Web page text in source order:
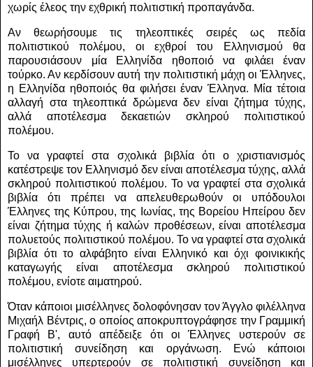
χωρίς έλεος την εχθρική πολιτιστική προπαγάνδα.
Αν θεωρήσουμε τις τηλεοπτικές σειρές ως πεδία
πολιτιστικού πολέμου, οι εχθροί του Ελληνισμού θα
παρουσιάσουν μία Ελληνίδα ηθοποιό να φιλάει έναν
τούρκο. Αν κερδίσουν αυτή την πολιτιστική μάχη οι Έλληνες,
η Ελληνίδα ηθοποιός θα φιλήσει έναν Έλληνα. Μία τέτοια
αλλαγή στα τηλεοπτικά δρώμενα δεν είναι ζήτημα τύχης,
αλλά αποτέλεσμα δεκαετιών σκληρού πολιτιστικού
πολέμου.
Το να γραφτεί στα σχολικά βιβλία ότι ο χριστιανισμός
κατέστρεψε τον Ελληνισμό δεν είναι αποτέλεσμα τύχης, αλλά
σκληρού πολιτιστικού πολέμου. Το να γραφτεί στα σχολικά
βιβλία ότι πρέπει να απελευθερωθούν οι υπόδουλοι
Έλληνες της Κύπρου, της Ιωνίας, της Βορείου Ηπείρου δεν
είναι ζήτημα τύχης ή καλών προθέσεων, είναι αποτέλεσμα
πολυετούς πολιτιστικού πολέμου. Το να γραφτεί στα σχολικά
βιβλία ότι το αλφάβητο είναι Ελληνικό και όχι φοινικικής
καταγωγής είναι αποτέλεσμα σκληρού πολιτιστικού
πολέμου, ενίοτε αιματηρού.
Όταν κάποιοι μισέλληνες δολοφόνησαν τον Άγγλο φιλέλληνα
Μιχαήλ Βέντρις, ο οποίος αποκρυπτογράφησε την Γραμμική
Γραφή Β', αυτό απέδειξε ότι οι Έλληνες υστερούν σε
πολιτιστική συνείδηση και οργάνωση. Ενώ κάποιοι
μισέλληνες υπερτερούν σε πολιτιστική συνείδηση και